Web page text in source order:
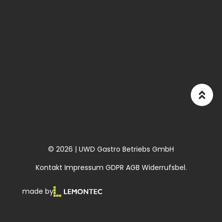
© 2026 | UWD Gastro Betriebs GmbH
Kontakt Impressum GDPR AGB Widerrufsbel.
made by